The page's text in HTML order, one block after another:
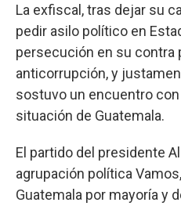
La exfiscal, tras dejar su
pedir asilo político en
persecución en su contra
anticorrupción, y
sostuvo un encuentro con
situación de Guatemala.
El partido del presidente
agrupación política
Guatemala por mayoría y